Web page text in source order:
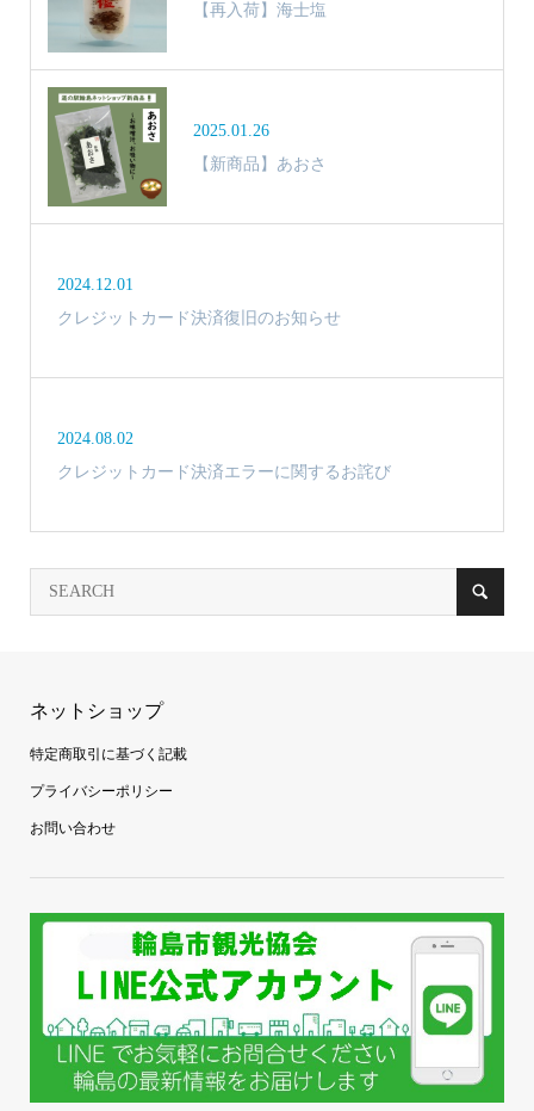
【再入荷】海士塩
2025.01.26
【新商品】あおさ
2024.12.01
クレジットカード決済復旧のお知らせ
2024.08.02
クレジットカード決済エラーに関するお詫び
ネットショップ
特定商取引に基づく記載
プライバシーポリシー
お問い合わせ